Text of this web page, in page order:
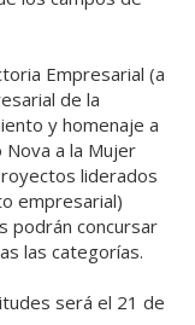
Empresarial (a
de la
y homenaje a
a la Mujer
liderados
empresarial)
podrán concursar
las categorías.
será el 21 de